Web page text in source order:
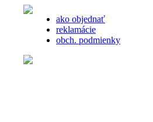
ako objednať
reklamácie
obch. podmienky